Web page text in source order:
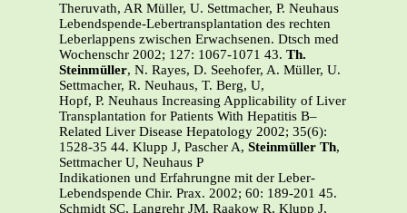
Theruvath, AR Müller, U. Settmacher, P. Neuhaus
Lebendspende-Lebertransplantation des rechten
Leberlappens zwischen Erwachsenen. Dtsch med
Wochenschr 2002; 127: 1067-1071 43. Th.
Steinmüller, N. Rayes, D. Seehofer, A. Müller, U.
Settmacher, R. Neuhaus, T. Berg, U,
Hopf, P. Neuhaus Increasing Applicability of Liver
Transplantation for Patients With Hepatitis B–
Related Liver Disease Hepatology 2002; 35(6):
1528-35 44. Klupp J, Pascher A, Steinmüller Th,
Settmacher U, Neuhaus P
Indikationen und Erfahrungne mit der Leber-
Lebendspende Chir. Prax. 2002; 60: 189-201 45.
Schmidt SC, Langrehr JM, Raakow R, Klupp J,